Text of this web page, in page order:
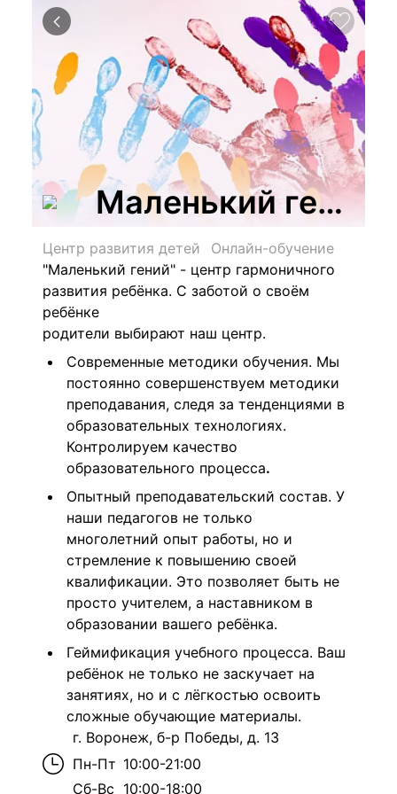
Маленький гений,
Центр развития детей
Онлайн-обучение
"Маленький гений" - центр гармоничного
развития ребёнка. С заботой о своём
ребёнке
родители выбирают наш центр.
Современные методики обучения. Мы
постоянно совершенствуем методики
преподавания, следя за тенденциями в
образовательных технологиях.
Контролируем качество
образовательного процесса.
Опытный преподавательский состав. У
наши педагогов не только
многолетний опыт работы, но и
стремление к повышению своей
квалификации. Это позволяет быть не
просто учителем, а наставником в
образовании вашего ребёнка.
Геймификация учебного процесса. Ваш
ребёнок не только не заскучает на
занятиях, но и с лёгкостью освоить
сложные обучающие материалы.
г. Воронеж, б-р Победы, д. 13
Пн-Пт 10:00-21:00
Сб-Вс 10:00-18:00